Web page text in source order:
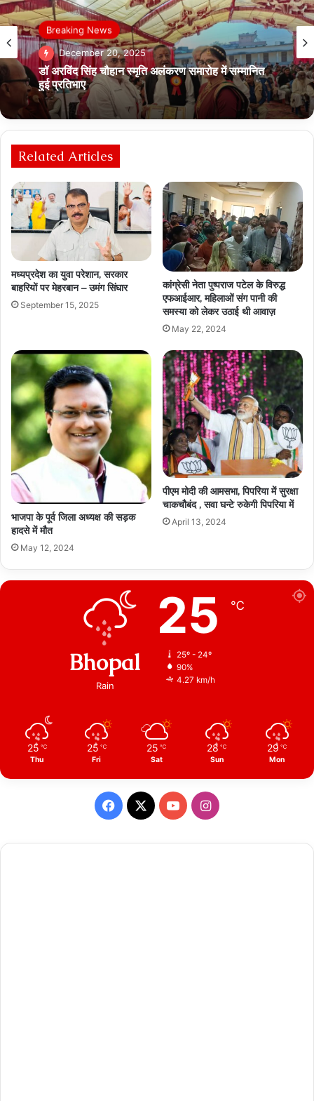
Breaking News
December 20, 2025
डॉ अरविंद सिंह चौहान स्मृति अलंकरण समारोह में सम्मानित
Breaking News
December 17, 2025
मनरेगा का नाम बदलने को लेकर कांग्रेस विधायक दल का
विधानसभा परिसर में जोरदार विरोध प्रदर्शन
Related Articles
मध्यप्रदेश का युवा परेशान, सरकार
बाहरियों पर मेहरबान – उमंग सिंघार
September 15, 2025
कांग्रेसी नेता पुष्पराज पटेल के विरुद्ध
एफआईआर, महिलाओं संग पानी की
समस्या को लेकर उठाई थी आवाज़
May 22, 2024
भाजपा के पूर्व जिला अध्यक्ष की सड़क
हादसे में मौत
May 12, 2024
पीएम मोदी की आमसभा, पिपरिया में सुरक्षा
चाकचौबंद , सवा घन्टे रुकेगी पिपरिया में
April 13, 2024
Bhopal
Rain
25 ℃
25º - 24º
90%
4.27 km/h
25 ℃
Thu
25 ℃
Fri
25 ℃
Sat
28 ℃
Sun
29 ℃
Mon
Facebook
X YouTubeInstagram